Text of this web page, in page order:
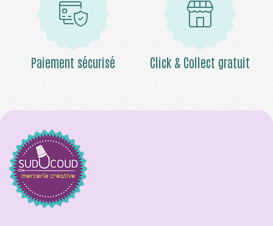
Paiement sécurisé Click & Collect gratuit